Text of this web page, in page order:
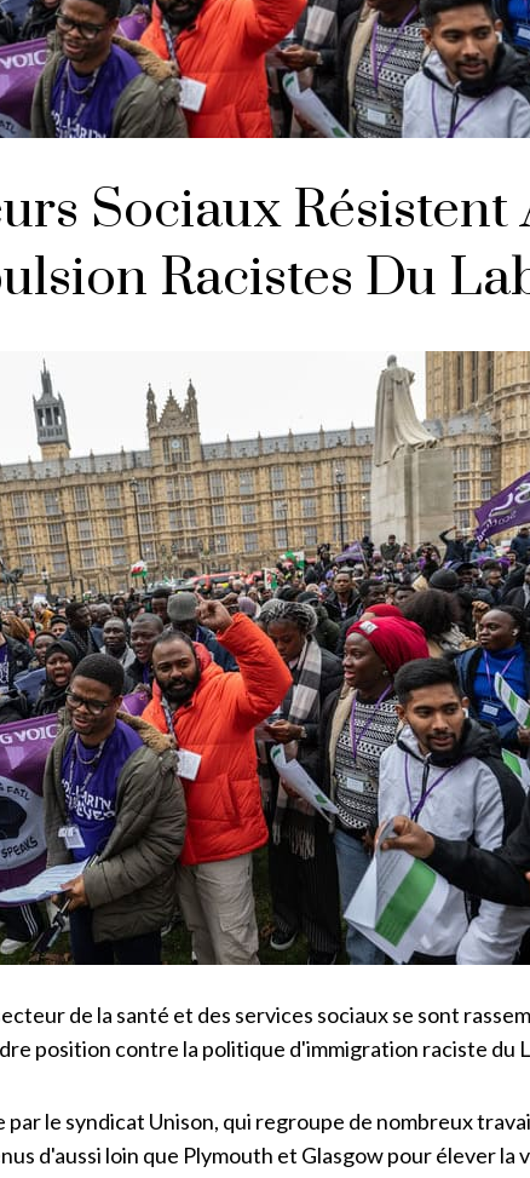
Sociaux Résistent
Racistes Du
de la santé et des services sociaux se sont
position contre la politique d'immigration raciste du
le syndicat Unison, qui regroupe de nombreux
d'aussi loin que Plymouth et Glasgow pour élever la